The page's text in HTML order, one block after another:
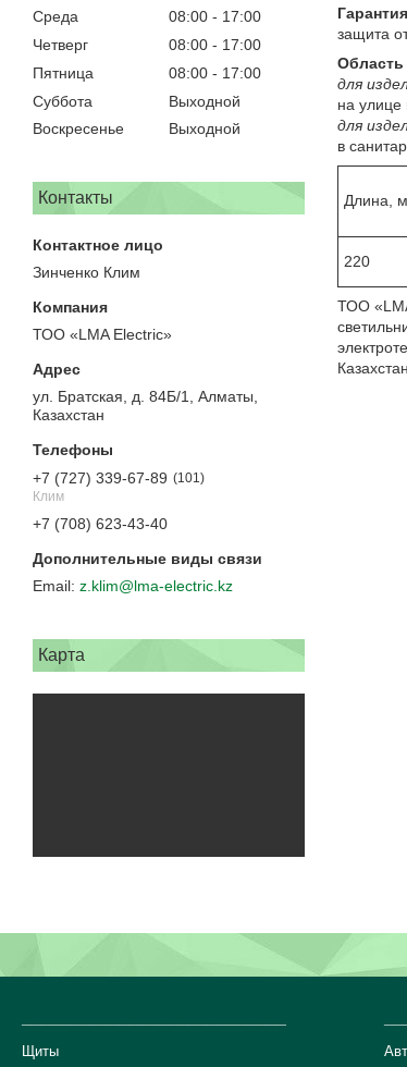
Среда
08:00
17:00
Четверг
08:00
17:00
Пятница
08:00
17:00
Суббота
Выходной
Воскресенье
Выходной
Контакты
Зинченко Клим
ТОО «LMA Electric»
ул. Братская, д. 84Б/1, Алматы,
Казахстан
+7 (727) 339-67-89
101
Клим
+7 (708) 623-43-40
z.klim@lma-electric.kz
Карта
защита
Область
для
на улице
для
в
Длина,
220
ТОО
Щиты